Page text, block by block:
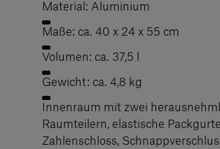
Material: Aluminium
Maße: ca. 40 x 24 x 55 cm
Volumen: ca. 37,5 l
Gewicht: ca. 4,8 kg
Innenraum mit zwei
Raumteilern, elastische
Zahlenschloss,